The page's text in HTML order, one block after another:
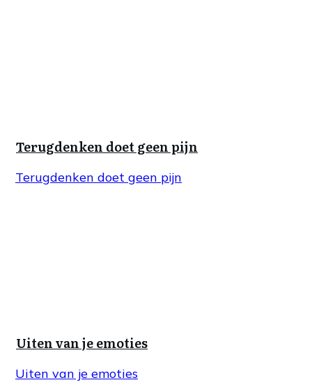
Terugdenken doet geen pijn
Terugdenken doet geen pijn
Uiten van je emoties
Uiten van je emoties